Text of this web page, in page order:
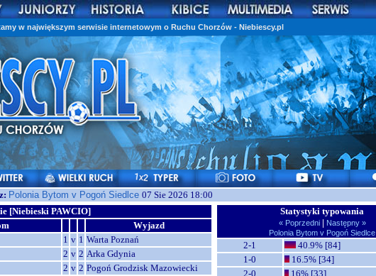
w największym serwisie internetowym o Ruchu Chorzów - Niebiescy.pl
Polonia Bytom v Pogoń Siedlce 07 Sie 2026 18:00
[Niebieski PAWCIO]
Wyjazd
1 v 1 Warta Poznań
2 v 2 Arka Gdynia
2 v 2 Pogoń Grodzisk Mazowiecki
Statystyki typowania
« Poprzedni | Następny »
Polonia Bytom v Pogoń Siedlce
2-1
40.9% [84]
1-0
16.5% [34]
2-0
16% [33]